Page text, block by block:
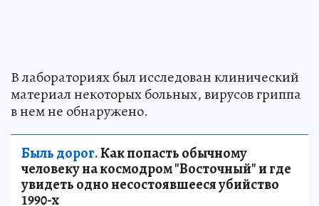
В лабораториях был исследован клинический
материал некоторых больных, вирусов гриппа
в нем не обнаружено.
Быль дорог.Как попасть обычному
человеку на космодром "Восточный" и где
увидеть одно несостоявшееся убийство
1990-х